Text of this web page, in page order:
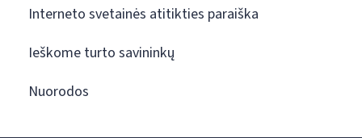
Interneto svetainės atitikties paraiška
Ieškome turto savininkų
Nuorodos